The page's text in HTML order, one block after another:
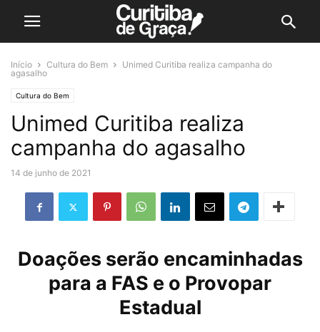
Início Cultura do Bem
Unimed Curitiba realiza campanha do
agasalho
Cultura do Bem
Unimed Curitiba realiza
campanha do agasalho
14 de junho de 2021
Doações serão encaminhadas
para a FAS e o Provopar
Estadual